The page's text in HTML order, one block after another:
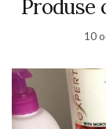
Produse
10